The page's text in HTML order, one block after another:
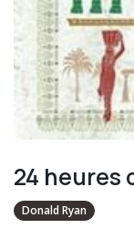
24 heures
Donald Ryan